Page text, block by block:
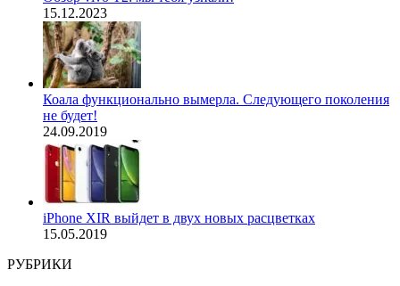
15.12.2023
Коала функционально вымерла. Следующего поколения
не будет!
24.09.2019
iPhone XIR выйдет в двух новых расцветках
15.05.2019
РУБРИКИ